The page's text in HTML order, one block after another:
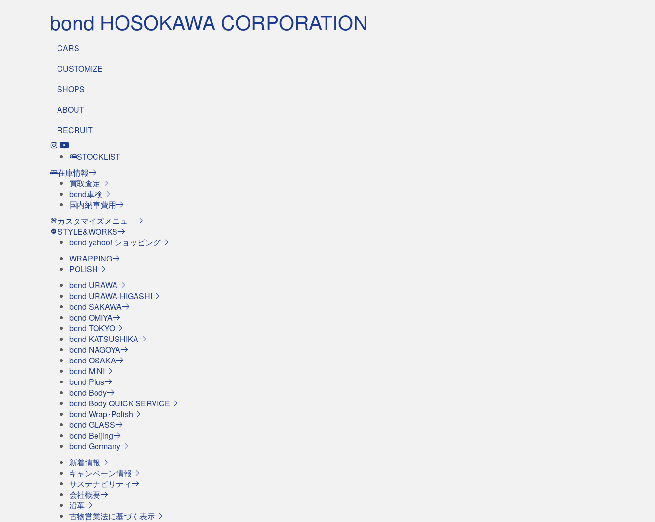
bond HOSOKAWA CORPORATION
CARS
CUSTOMIZE
SHOPS
ABOUT
RECRUIT
STOCKLIST
在庫情報
買取査定
bond車検
国内納車費用
カスタマイズメニュー
STYLE&WORKS
bond yahoo! ショッピング
WRAPPING
POLISH
bond URAWA
bond URAWA-HIGASHI
bond SAKAWA
bond OMIYA
bond TOKYO
bond KATSUSHIKA
bond NAGOYA
bond OSAKA
bond MINI
bond Plus
bond Body
bond Body QUICK SERVICE
bond Wrap･Polish
bond GLASS
bond Beijing
bond Germany
新着情報
キャンペーン情報
サステナビリティ
会社概要
沿革
古物営業法に基づく表示